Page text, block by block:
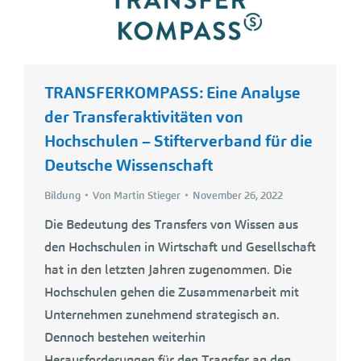
TRANSFERKOMPASS: Eine Analyse
der Transferaktivitäten von
Hochschulen – Stifterverband für die
Deutsche Wissenschaft
Bildung Von Martin Stieger November 26, 2022
Die Bedeutung des Transfers von Wissen aus
den Hochschulen in Wirtschaft und Gesellschaft
hat in den letzten Jahren zugenommen. Die
Hochschulen gehen die Zusammenarbeit mit
Unternehmen zunehmend strategisch an.
Dennoch bestehen weiterhin